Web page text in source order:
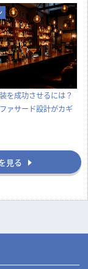
を成功させるには？
ァサード設計がカギ
見る